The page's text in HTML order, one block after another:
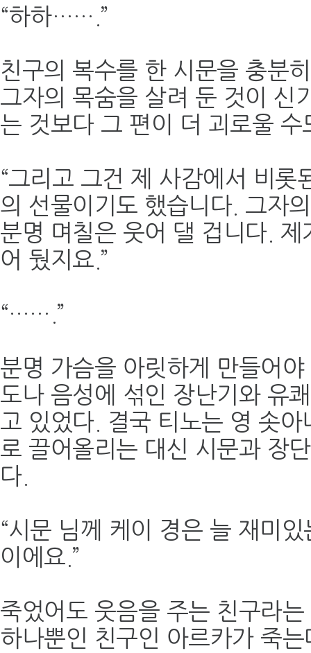
“하하…….”
친구의 복수를 한 시문을 충분
그자의 목숨을 살려 둔 것이 신
는 것보다 그 편이 더 괴로울 수
“그리고 그건 제 사감에서 비롯
의 선물이기도 했습니다. 그자
분명 며칠은 웃어 댈 겁니다.
어 뒀지요.”
“…….”
분명 가슴을 아릿하게 만들어
도나 음성에 섞인 장난기와 유
고 있었다. 결국 티노는 영 솟
로 끌어올리는 대신 시문과 장
다.
“시문 님께 케이 경은 늘 재미
이에요.”
죽었어도 웃음을 주는 친구라
하나뿐인 친구인 아르카가 죽